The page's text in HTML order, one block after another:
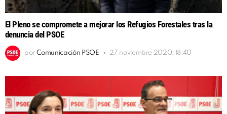
El Pleno se compromete a mejorar los Refugios Forestales tras la
denuncia del PSOE
por Comunicación PSOE 27 noviembre 2020, 18:40